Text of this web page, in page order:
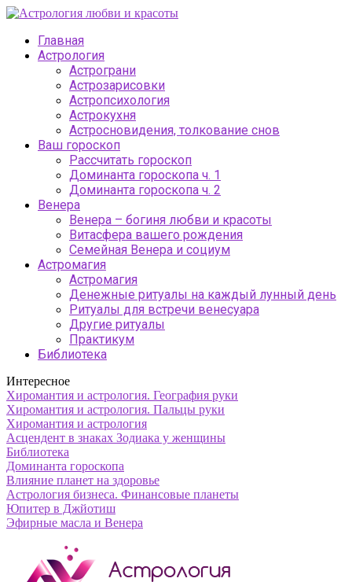
Главная
Астрология
Астрограни
Астрозарисовки
Астропсихология
Астрокухня
Астросновидения, толкование снов
Ваш гороскоп
Рассчитать гороскоп
Доминанта гороскопа ч. 1
Доминанта гороскопа ч. 2
Венера
Венера – богиня любви и красоты
Витасфера вашего рождения
Семейная Венера и социум
Астромагия
Астромагия
Денежные ритуалы на каждый лунный день
Ритуалы для встречи венесуара
Другие ритуалы
Практикум
Библиотека
Интересное
Хиромантия и астрология. География руки
Хиромантия и астрология. Пальцы руки
Хиромантия и астрология
Асцендент в знаках Зодиака у женщины
Библиотека
Доминанта гороскопа
Влияние планет на здоровье
Астрология бизнеса. Финансовые планеты
Юпитер в Джйотиш
Эфирные масла и Венера